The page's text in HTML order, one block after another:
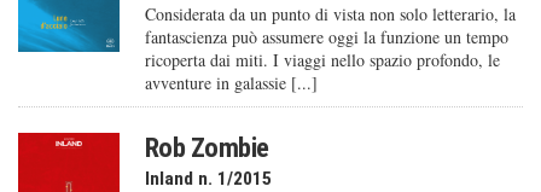
Considerata da un punto di vista non solo letterario, la
fantascienza può assumere oggi la funzione un tempo
ricoperta dai miti. I viaggi nello spazio profondo, le
avventure in galassie [...]
Rob Zombie
Inland n. 1/2015